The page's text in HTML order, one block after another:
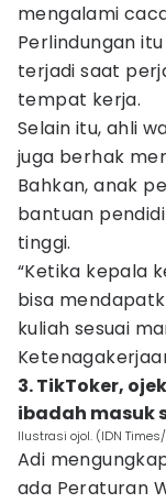
mengalami
Perlindungan
terjadi saat
tempat kerja.
Selain itu, ahli
juga berhak
Bahkan, anak
bantuan
tinggi.
“Ketika kepala
bisa
kuliah sesuai
3. TikToker,
ibadah masuk
Ilustrasi ojol. (IDN
Adi
ada Peraturan